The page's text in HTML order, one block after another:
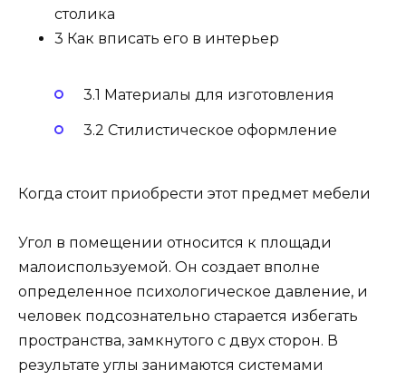
столика
3 Как вписать его в интерьер
3.1 Материалы для изготовления
3.2 Стилистическое оформление
Когда стоит приобрести этот предмет мебели
Угол в помещении относится к площади
малоиспользуемой. Он создает вполне
определенное психологическое давление, и
человек подсознательно старается избегать
пространства, замкнутого с двух сторон. В
результате углы занимаются системами